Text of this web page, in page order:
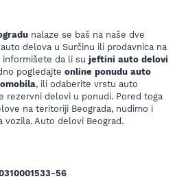
nalaze se baš na naše dve
delova u Surčinu ili prodavnica na
informišete da li su jeftini auto delovi
pogledajte online ponudu auto
, ili odaberite vrstu auto
rezervni delovi u ponudi. Pored toga
na teritoriji Beograda, nudimo i
Auto delovi Beograd.
56